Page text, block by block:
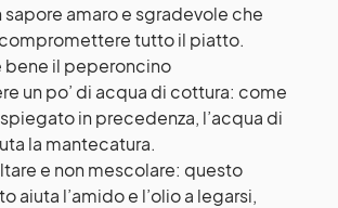
sapore amaro e sgradevole che
tutto il piatto.
bene il peperoncino
un po’ di acqua di cottura: come
in precedenza, l’acqua di
la mantecatura.
e non mescolare: questo
aiuta l’amido e l’olio a legarsi,